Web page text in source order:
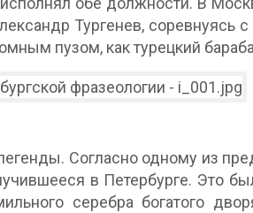
Тургенев, соревнуясь
пузом, как турецкий
Согласно одному из
в Петербурге. Это
серебра богатого